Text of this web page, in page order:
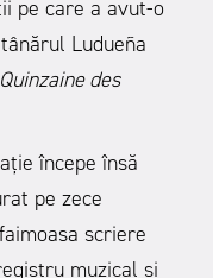
pe care a avut-o
Ludueña
Quinzaine des
începe însă
pe zece
scriere
muzical şi